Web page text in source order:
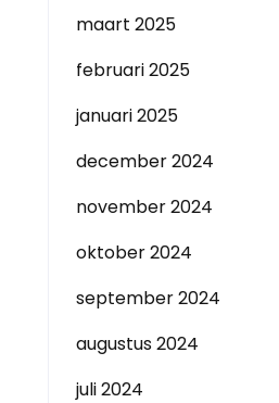
maart 2025
februari 2025
januari 2025
december 2024
november 2024
oktober 2024
september 2024
augustus 2024
juli 2024